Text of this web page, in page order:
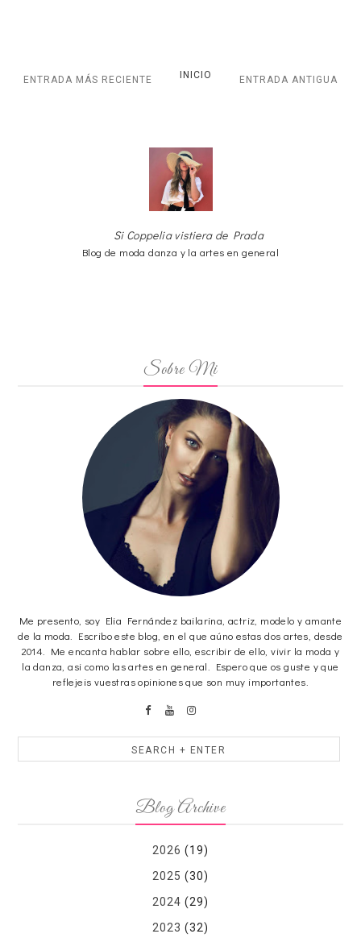
ENTRADA MÁS RECIENTE ENTRADA ANTIGUA
INICIO
Si Coppelia vistiera de Prada
Blog de moda danza y la artes en general
Sobre Mi
Me presento, soy Elia Fernández bailarina, actriz, modelo y amante
de la moda. Escribo este blog, en el que aúno estas dos artes, desde
2014. Me encanta hablar sobre ello, escribir de ello, vivir la moda y
la danza, asi como las artes en general. Espero que os guste y que
reflejeis vuestras opiniones que son muy importantes.
Blog Archive
2026 (19)
2025 (30)
2024 (29)
2023 (32)